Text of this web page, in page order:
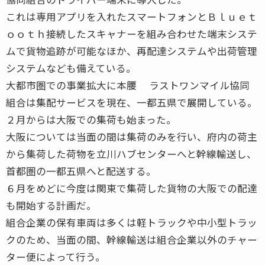
これは専用アプリを入れたスマートフォンとＢｌｕｅｔ
ｏｏｔｈ接続したスキャナーを組み合わせた端末システ
ムで貨物追跡が可能なほか、再配達システムや出荷管理
システムなども備えている。
大都市圏での事業拡大に本腰 ラストワンマイル協同
組合は集配サービスを現在、一都五県で展開している。
２月からは大阪での集荷も始まった。
大阪については当面の間は集荷のみを行い、府内の荷主
から集荷した荷物を立川ハブセンターへと幹線輸送し、
首都圏の一都五県へと配送する。
６月をめどに今度は関東で集荷した貨物の大阪での配達
も開始する計画だ。
組合企業の保有車両は多くは軽トラックや中小型トラッ
クのため、当面の間、幹線輸送は組合企業以外のチャー
ター便によって行う。